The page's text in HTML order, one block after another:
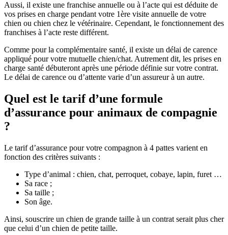
Aussi, il existe une franchise annuelle ou à l’acte qui est déduite de
vos prises en charge pendant votre 1ère visite annuelle de votre
chien ou chien chez le vétérinaire. Cependant, le fonctionnement des
franchises à l’acte reste différent.
Comme pour la complémentaire santé, il existe un délai de carence
appliqué pour votre mutuelle chien/chat. Autrement dit, les prises en
charge santé débuteront après une période définie sur votre contrat.
Le délai de carence ou d’attente varie d’un assureur à un autre.
Quel est le tarif d’une formule
d’assurance pour animaux de compagnie
?
Le tarif d’assurance pour votre compagnon à 4 pattes varient en
fonction des critères suivants :
Type d’animal : chien, chat, perroquet, cobaye, lapin, furet …
Sa race ;
Sa taille ;
Son âge.
Ainsi, souscrire un chien de grande taille à un contrat serait plus cher
que celui d’un chien de petite taille.